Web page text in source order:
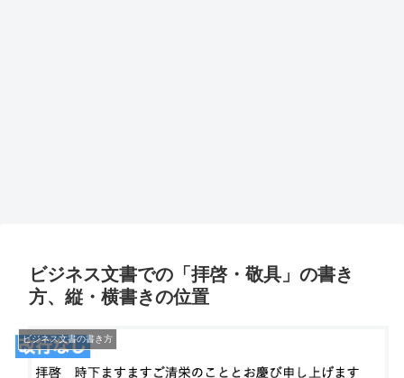
ビジネス文書での「拝啓・敬具」の書き
方、縦・横書きの位置
ビジネス文書の書き方